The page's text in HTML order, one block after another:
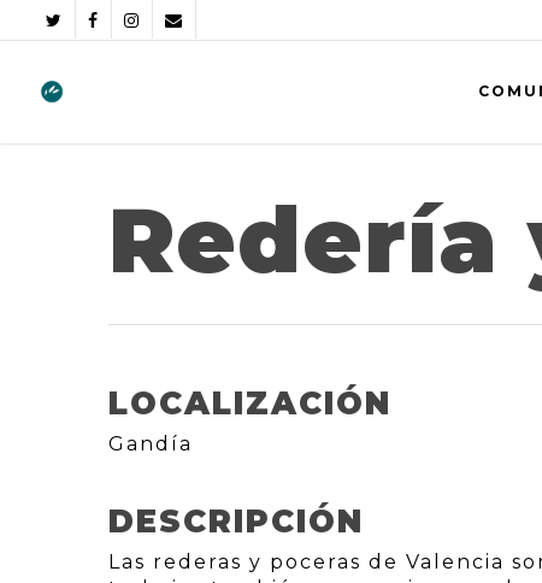
Redería
LOCALIZACIÓN
Gandía
DESCRIPCIÓN
Las rederas y poceras de Valencia